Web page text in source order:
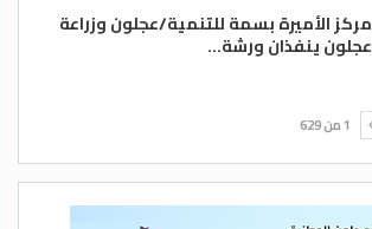
مركز الأميرة بسمة للتنمية/عجلون وزراعة
عجلون ينفذان ورشة…
1 من 629